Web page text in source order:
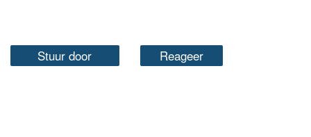
Stuur door Reageer